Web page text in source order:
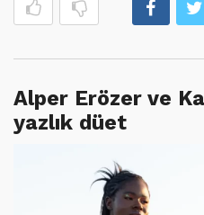
Alper Erözer ve
yazlık düet